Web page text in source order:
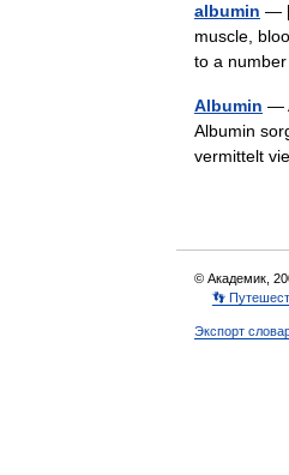
albumin —
muscle,
to a
Albumin —
Albumin
vermittelt
© Академик,
👣
Экспорт